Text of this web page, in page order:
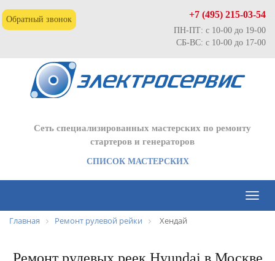
Обратный звонок +7 (495) 215-03-54
ПН-ПТ: с 10-00 до 19-00
СБ-ВС: с 10-00 до 17-00
Сеть специализированных мастерских по ремонту
стартеров и генераторов
СПИСОК МАСТЕРСКИХ
Toggle
Главная Ремонт рулевой рейки Хендай